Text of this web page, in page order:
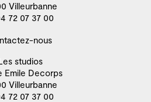
Villeurbanne
72 07 37 00
nous
studios
Emile Decorps
Villeurbanne
72 07 37 00